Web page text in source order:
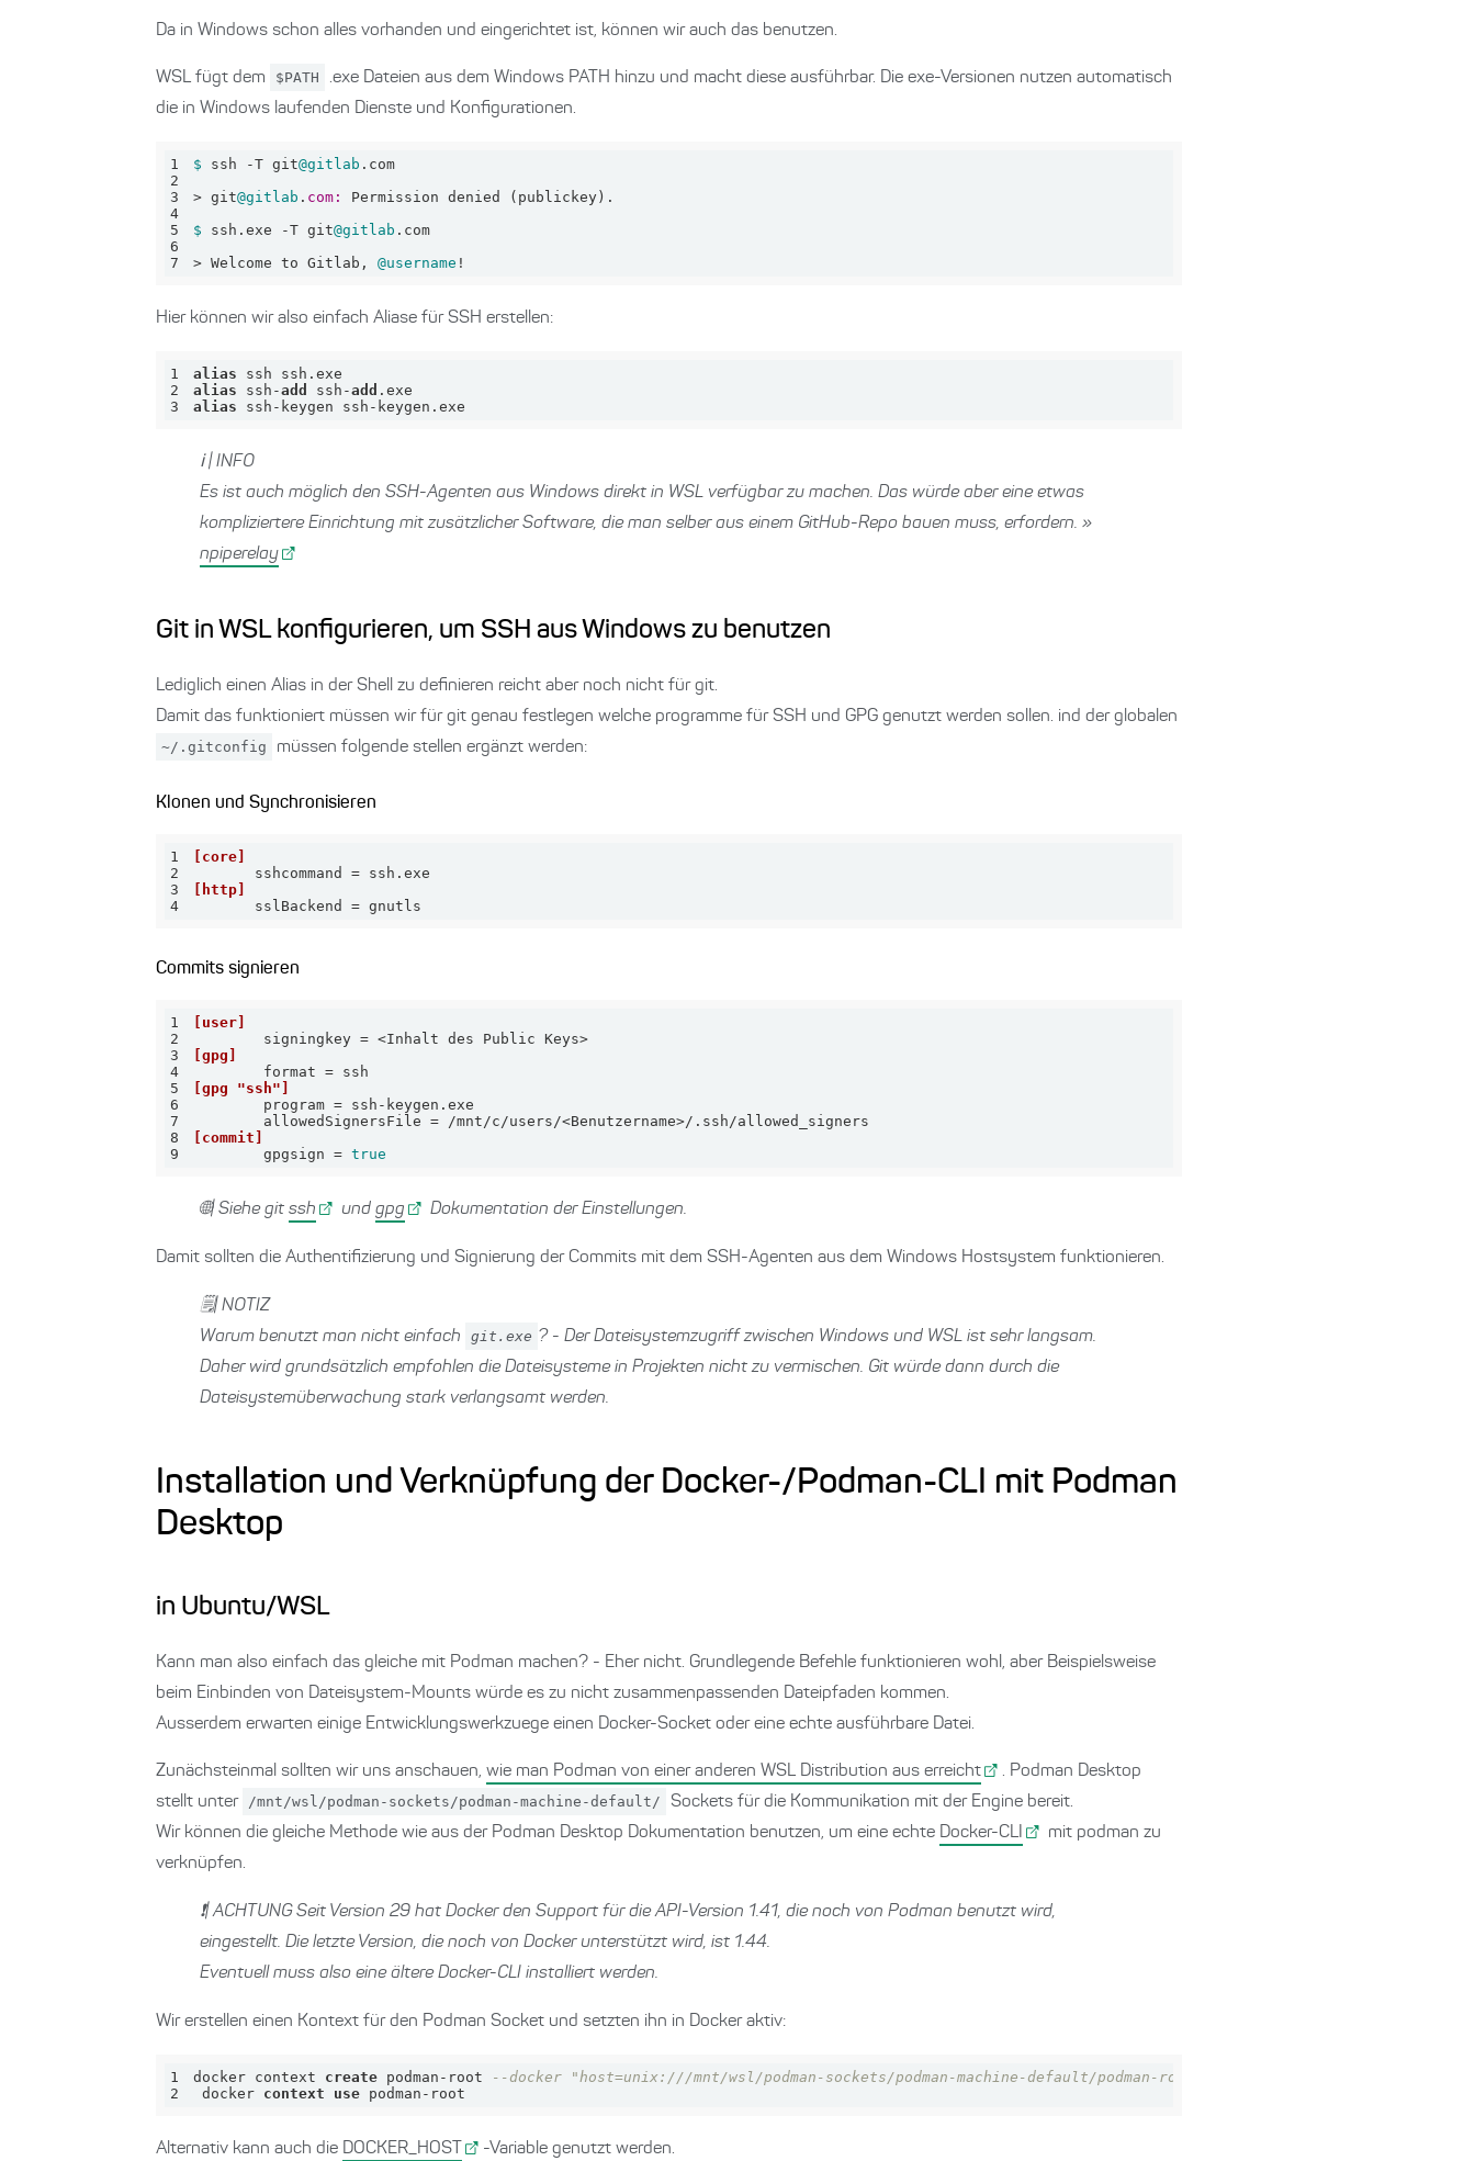
Da in Windows schon alles vorhanden und eingerichtet ist, können wir auch das benutzen.
WSL fügt dem $PATH
.exe Dateien aus dem Windows PATH hinzu und macht diese ausführbar. Die exe-Versionen nutzen automatisch
die in Windows laufenden Dienste und Konfigurationen.
1 $ ssh -T git@gitlab
2
3
> git@gitlab . com:
4
5
$ ssh.exe -T git@gitlab
6
7
> Welcome to Gitlab, @username !
Hier können wir also einfach Aliase für SSH erstellen:
1 alias
2
alias ssh-add ssh-add
3
alias ssh-keygen ssh-keygen.exe
ℹ | INFO
Es ist auch möglich den SSH-Agenten aus Windows direkt in WSL verfügbar zu machen. Das würde aber eine etwas
kompliziertere Einrichtung mit zusätzlicher Software, die man selber aus einem GitHub-Repo bauen muss, erfordern. »
npiperelay
Git in WSL konfigurieren, um SSH aus Windows zu benutzen
Lediglich einen Alias in der Shell zu definieren reicht aber noch nicht für git.
Damit das funktioniert müssen wir für git genau festlegen welche programme für SSH und GPG genutzt werden sollen. ind der globalen
~/.gitconfig müssen folgende stellen ergänzt werden:
Klonen und Synchronisieren
1
[core]
2
sshcommand
3
[http]
4
sslBackend = gnutls
Commits signieren
1
[user]
2
signingkey
3
[gpg]
4
format
5
[gpg "ssh"]
6
program
7
allowedSignersFile
8
[commit]
9
gpgsign = true
🌐| Siehe git ssh und gpg Dokumentation der Einstellungen.
Damit sollten die Authentifizierung und Signierung der Commits mit dem SSH-Agenten aus dem Windows Hostsystem funktionieren.
🗒️| NOTIZ
Warum benutzt man nicht einfach
git.exe ? - Der Dateisystemzugriff zwischen Windows und WSL ist sehr langsam.
Daher wird grundsätzlich empfohlen die Dateisysteme in Projekten nicht zu vermischen. Git würde dann durch die
Dateisystemüberwachung stark verlangsamt werden.
Installation und Verknüpfung der Docker-/Podman-CLI mit Podman
Desktop
in Ubuntu/WSL
Kann man also einfach das gleiche mit Podman machen? - Eher nicht. Grundlegende Befehle funktionieren wohl, aber Beispielsweise
beim Einbinden von Dateisystem-Mounts würde es zu nicht zusammenpassenden Dateipfaden kommen.
Ausserdem erwarten einige Entwicklungswerkzuege einen Docker-Socket oder eine echte ausführbare Datei.
Zunächsteinmal sollten wir uns anschauen, wie man Podman von einer anderen WSL Distribution aus erreicht
. Podman Desktop
stellt unter /mnt/wsl/podman-sockets/podman-machine-default/
Sockets für die Kommunikation mit der Engine bereit.
Wir können die gleiche Methode wie aus der Podman Desktop Dokumentation benutzen, um eine echte Docker-CLI
mit podman zu
verknüpfen.
❗| ACHTUNG Seit Version 29 hat Docker den Support für die API-Version 1.41, die noch von Podman benutzt wird,
eingestellt. Die letzte Version, die noch von Docker unterstützt wird, ist 1.44.
Eventuell muss also eine ältere Docker-CLI installiert werden.
Wir erstellen einen Kontext für den Podman Socket und setzten ihn in Docker aktiv:
1 docker context create podman-root
--docker "host=unix:///mnt/wsl/podman-sockets/podman-machine-default/podman-root.sock"
2
docker context use podman-root
Alternativ kann auch die DOCKER_HOST -Variable genutzt werden.